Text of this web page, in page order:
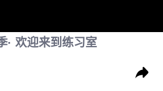
· 欢迎来到练习室